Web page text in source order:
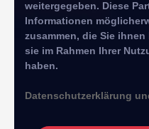
weitergegeben. Diese
Informationen
zusammen, die Sie
sie im Rahmen Ihrer
haben.
Datenschutzerklärung